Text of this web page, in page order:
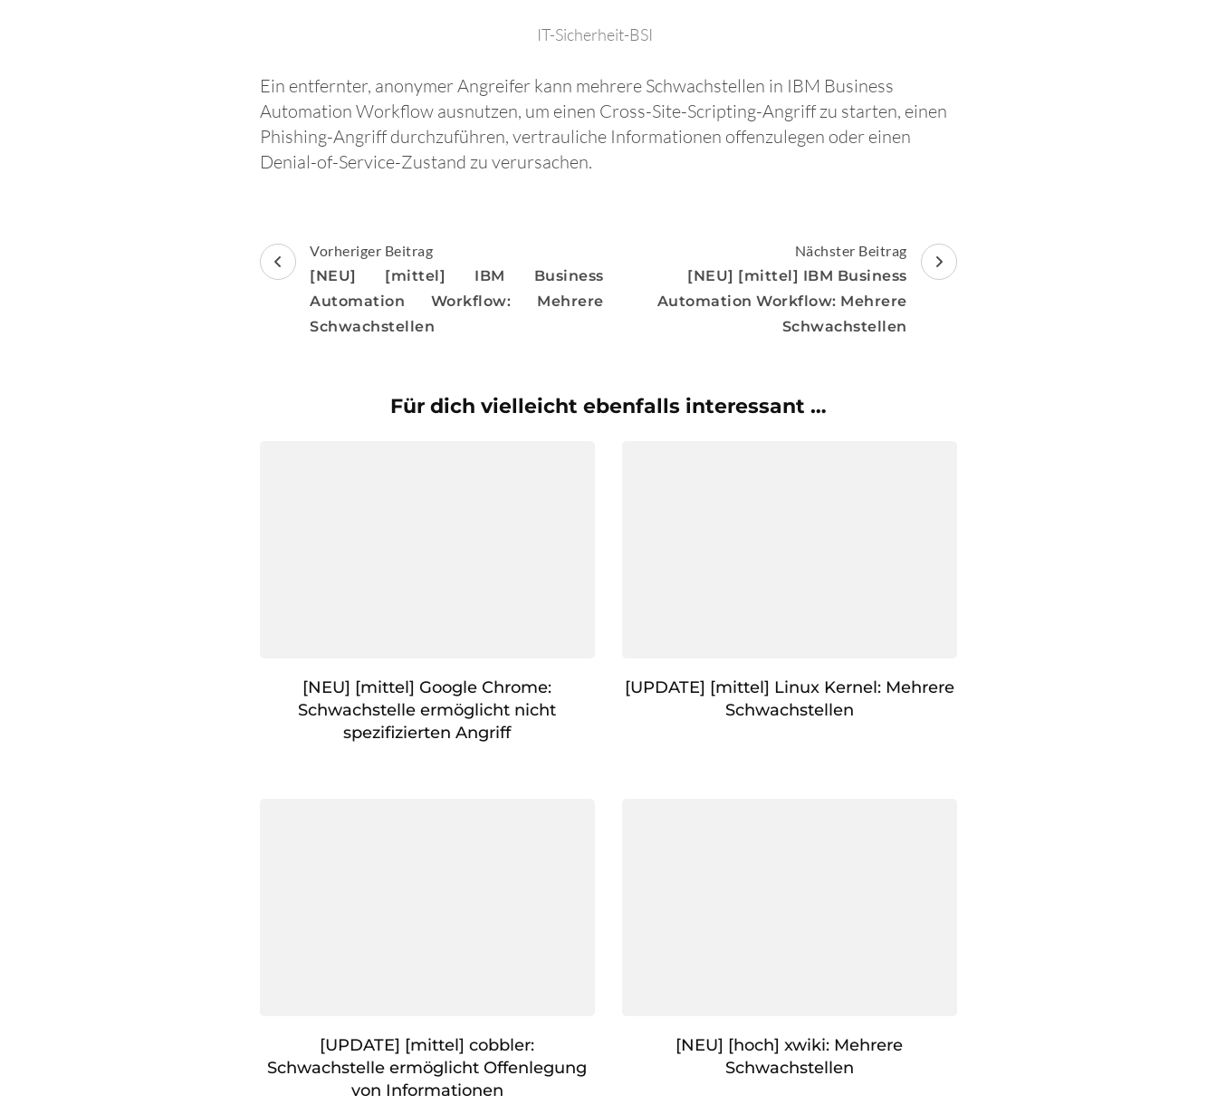
IT-Sicherheit-BSI
Ein entfernter, anonymer Angreifer kann mehrere Schwachstellen in IBM Business
Automation Workflow ausnutzen, um einen Cross-Site-Scripting-Angriff zu starten, einen
Phishing-Angriff durchzuführen, vertrauliche Informationen offenzulegen oder einen
Denial-of-Service-Zustand zu verursachen.
Beitragsnavigation
Vorheriger Beitrag
[NEU] [mittel] IBM Business
Automation Workflow: Mehrere
Schwachstellen
Nächster Beitrag
[NEU] [mittel] IBM Business
Automation Workflow: Mehrere
Schwachstellen
Für dich vielleicht ebenfalls interessant …
[NEU] [mittel] Google Chrome:
Schwachstelle ermöglicht nicht
spezifizierten Angriff
[UPDATE] [mittel] Linux Kernel: Mehrere
Schwachstellen
[UPDATE] [mittel] cobbler:
Schwachstelle ermöglicht Offenlegung
von Informationen
[NEU] [hoch] xwiki: Mehrere
Schwachstellen